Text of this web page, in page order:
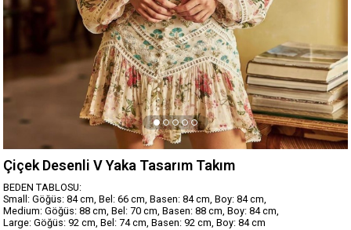
Çiçek Desenli V Yaka Tasarım Takım
BEDEN TABLOSU:
Small: Göğüs: 84 cm, Bel: 66 cm, Basen: 84 cm, Boy: 84 cm,
Medium: Göğüs: 88 cm, Bel: 70 cm, Basen: 88 cm, Boy: 84 cm,
Large: Göğüs: 92 cm, Bel: 74 cm, Basen: 92 cm, Boy: 84 cm